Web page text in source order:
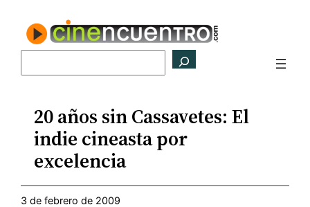
contenido
20 años sin Cassavetes: El
indie cineasta por
excelencia
3 de febrero de 2009